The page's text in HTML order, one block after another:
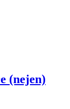
(nejen)